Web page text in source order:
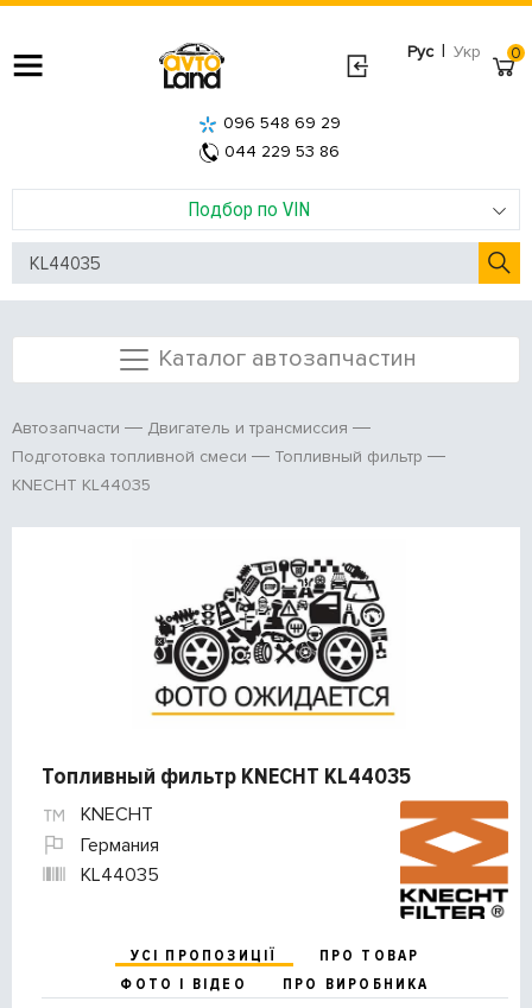
Рус | Укр
Подбор по VIN
096 548 69 29
044 229 53 86
0
Каталог автозапчастин
Автозапчасти
Двигатель и трансмиссия
Подготовка топливной смеси
Топливный фильтр
KNECHT KL44035
Топливный фильтр KNECHT KL44035
KNECHT
Германия
KL44035
УСІ ПРОПОЗИЦІЇ
ПРО ТОВАР
ФОТО І ВІДЕО
ПРО ВИРОБНИКА